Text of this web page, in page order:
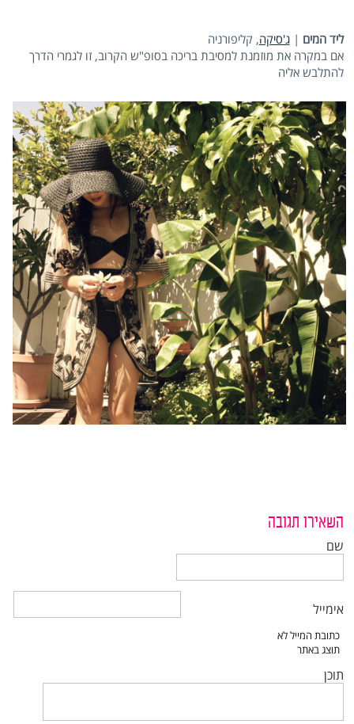
ליד המים |ג'סיקה, קליפורניה
אם במקרה את מוזמנת למסיבת בריכה בסופ"ש הקרוב, זו לגמרי הדרך
להתלבש אליה
השאירו תגובה
שם
אימייל
תוכן